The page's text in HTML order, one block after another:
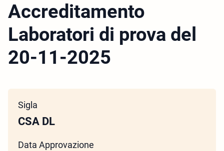
Accreditamento
Laboratori di prova del
20-11-2025
Sigla
CSA DL
Data Approvazione